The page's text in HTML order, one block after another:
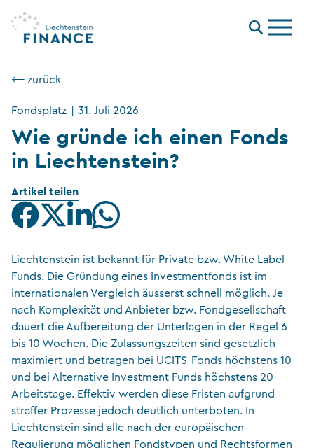
Menu
⟵ zurück
Fondsplatz 31. Juli 2026
Wie gründe ich einen Fonds
in Liechtenstein?
Artikel teilen
Liechtenstein ist bekannt für Private bzw. White Label
Funds. Die Gründung eines Investmentfonds ist im
internationalen Vergleich äusserst schnell möglich. Je
nach Komplexität und Anbieter bzw. Fondgesellschaft
dauert die Aufbereitung der Unterlagen in der Regel 6
bis 10 Wochen. Die Zulassungszeiten sind gesetzlich
maximiert und betragen bei UCITS-Fonds höchstens 10
und bei Alternative Investment Funds höchstens 20
Arbeitstage. Effektiv werden diese Fristen aufgrund
straffer Prozesse jedoch deutlich unterboten. In
Liechtenstein sind alle nach der europäischen
Regulierung möglichen Fondstypen und Rechtsformen